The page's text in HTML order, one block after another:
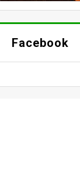
Facebook